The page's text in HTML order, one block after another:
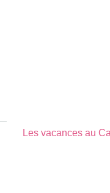
Les vacances au